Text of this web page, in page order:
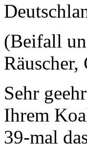
(Beifall
Sehr
Ihrem
39-mal